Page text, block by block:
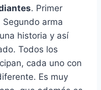
. Primer
arma
historia y así
Todos los
cada uno con
Es muy